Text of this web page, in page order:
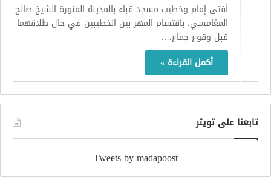
أفتى إمام وخطيب مسجد قباء بالمدينة المنورة الشيخ صالح
المغامسي، باقتسام المهر بين الخطيبين في حال طلاقهما
قبل وقوع جماع،…
أكمل القراءة »
تابعنا على تويتر
Tweets by madapoost